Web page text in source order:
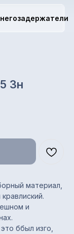
Зн
материал,
и
ббыл изго,